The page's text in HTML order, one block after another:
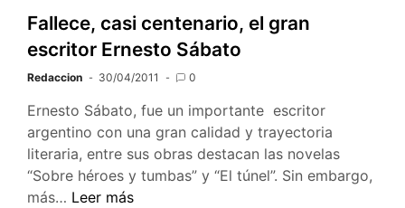
Fallece, casi centenario, el gran
escritor Ernesto Sábato
Redaccion 30/04/2011 0
Ernesto Sábato, fue un importante escritor
argentino con una gran calidad y trayectoria
literaria, entre sus obras destacan las novelas
“Sobre héroes y tumbas” y “El túnel”. Sin embargo,
más… Fallece,
Leer más